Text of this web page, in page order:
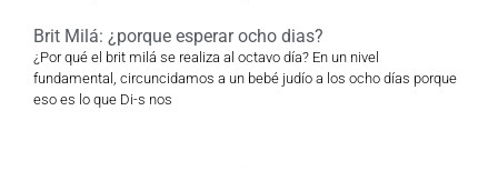
Brit Milá: ¿porque esperar ocho dias?
¿Por qué el brit milá se realiza al octavo día? En un nivel
fundamental, circuncidamos a un bebé judío a los ocho días porque
eso es lo que Di-s nos